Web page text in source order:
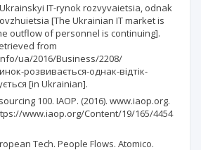
Ukrainskyi IT-rynok rozvyvaietsia, odnak
[The Ukrainian IT market is
outflow of personnel is continuing].
from
ua/2016/Business/2208/
розвивається-однак-відтік-
[in Ukrainian].
100. IAOP. (2016). www.iaop.org.
www.iaop.org/Content/19/165/4454
Tech. People Flows. Atomico.